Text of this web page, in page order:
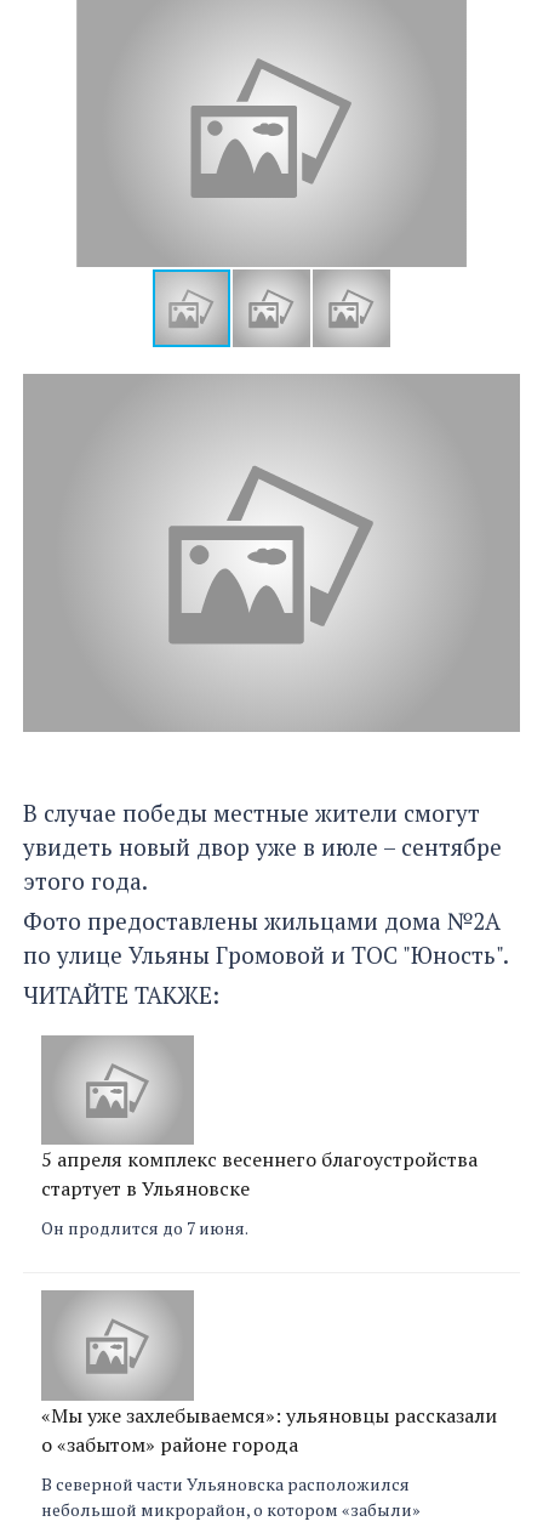
В случае победы местные жители смогут
увидеть новый двор уже в июле – сентябре
этого года.
Фото предоставлены жильцами дома №2А
по улице Ульяны Громовой и ТОС "Юность".
ЧИТАЙТЕ ТАКЖЕ:
5 апреля комплекс весеннего благоустройства
стартует в Ульяновске
Он продлится до 7 июня.
«Мы уже захлебываемся»: ульяновцы рассказали
о «забытом» районе города
В северной части Ульяновска расположился
небольшой микрорайон, о котором «забыли»